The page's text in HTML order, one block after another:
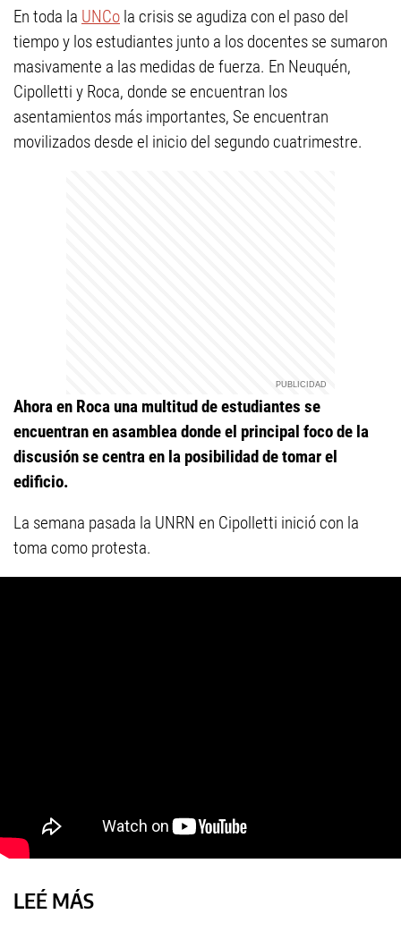
En toda la UNCo la crisis se agudiza con el paso del
tiempo y los estudiantes junto a los docentes se sumaron
masivamente a las medidas de fuerza. En Neuquén,
Cipolletti y Roca, donde se encuentran los
asentamientos más importantes, Se encuentran
movilizados desde el inicio del segundo cuatrimestre.
Ahora en Roca una multitud de estudiantes se
encuentran en asamblea donde el principal foco de la
discusión se centra en la posibilidad de tomar el
edificio.
La semana pasada la UNRN en Cipolletti inició con la
toma como protesta.
LEÉ MÁS